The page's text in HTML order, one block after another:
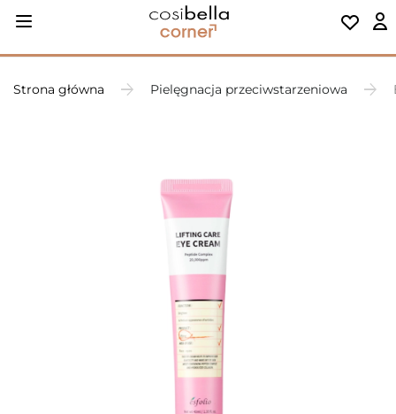
Strona główna Pielęgnacja przeciwstarzeniowa